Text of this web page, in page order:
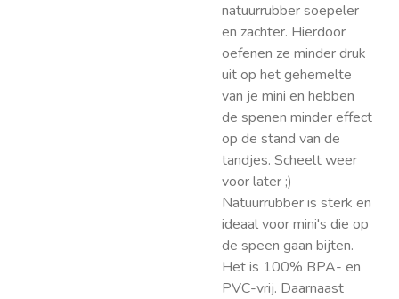
natuurrubber soepeler
en zachter. Hierdoor
oefenen ze minder druk
uit op het gehemelte
van je mini en hebben
de spenen minder effect
op de stand van de
tandjes. Scheelt weer
voor later ;)
Natuurrubber is sterk en
ideaal voor mini's die op
de speen gaan bijten.
Het is 100% BPA- en
PVC-vrij. Daarnaast